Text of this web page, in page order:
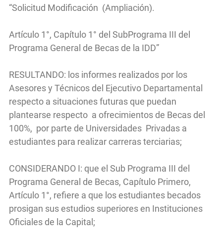
“Solicitud Modificación (Ampliación).
Artículo 1°, Capítulo 1° del SubPrograma III del
Programa General de Becas de la IDD”
RESULTANDO: los informes realizados por los
Asesores y Técnicos del Ejecutivo Departamental
respecto a situaciones futuras que puedan
plantearse respecto a ofrecimientos de Becas del
100%, por parte de Universidades Privadas a
estudiantes para realizar carreras terciarias;
CONSIDERANDO I: que el Sub Programa III del
Programa General de Becas, Capítulo Primero,
Artículo 1°, refiere a que los estudiantes becados
prosigan sus estudios superiores en Instituciones
Oficiales de la Capital;